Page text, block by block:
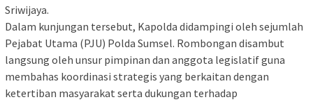
Sriwijaya.
Dalam kunjungan tersebut, Kapolda didampingi oleh sejumlah
Pejabat Utama (PJU) Polda Sumsel. Rombongan disambut
langsung oleh unsur pimpinan dan anggota legislatif guna
membahas koordinasi strategis yang berkaitan dengan
ketertiban masyarakat serta dukungan terhadap